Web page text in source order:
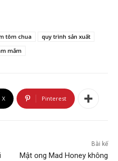
tôm chua
quy trình sản xuất
mắm
X Pinterest
Bài kế
Mật ong Mad Honey không